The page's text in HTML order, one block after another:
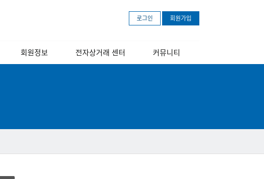
로그인 회원가입
회원정보 전자상거래 센터 커뮤니티